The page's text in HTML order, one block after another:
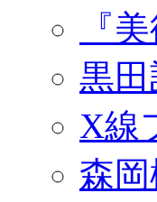
『
黒
X線
森